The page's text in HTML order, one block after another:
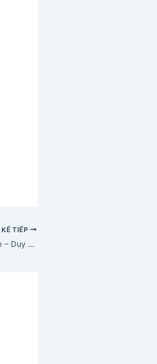
KẾ TIẾP
Tình bạn Quang Trung (Hoài Nam – Duy Hải)